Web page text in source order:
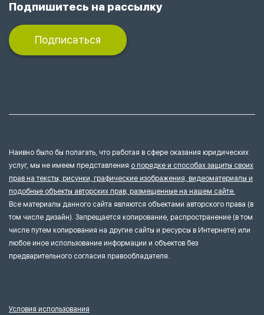
Подпишитесь на рассылку
Подписаться
Наивно было бы полагать, что работая в сфере оказания юридических
услуг, мы не имеем представления о порядке и способах защиты своих
прав на тексты, рисунки, графические изображения, видеоматериалы и
подобные объекты авторских прав, размещенные на нашем сайте.
Все материалы данного сайта являются объектами авторского права (в
том числе дизайн). Запрещается копирование, распространение (в том
числе путем копирования на другие сайты и ресурсы в Интернете) или
любое иное использование информации и объектов без
предварительного согласия правообладателя.
Условия использования